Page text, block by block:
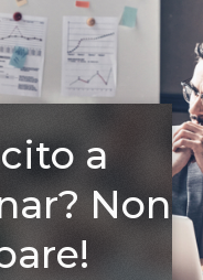
a
Non